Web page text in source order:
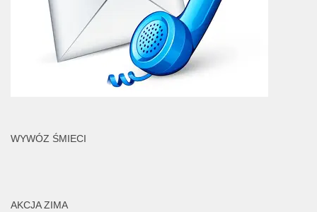
WYWÓZ ŚMIECI
AKCJA ZIMA